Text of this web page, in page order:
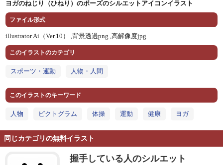
ヨガのねじり（ひねり）のポーズのシルエットアイコンイラスト
ファイル形式
illustrator Ai（Ver.10） ,背景透過png ,高解像度jpg
このイラストのカテゴリ
スポーツ・運動 人物・人間
このイラストのキーワード
人物 ピクトグラム 体操 運動 健康 ヨガ
同じカテゴリの無料イラスト
握手している人のシルエット